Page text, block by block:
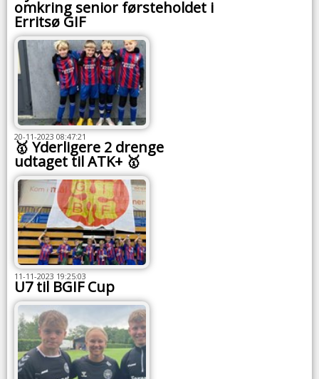
omkring senior førsteholdet i
Erritsø GIF
20-11-2023 08:47:21
🥇 Yderligere 2 drenge
udtaget til ATK+ 🥇
11-11-2023 19:25:03
U7 til BGIF Cup